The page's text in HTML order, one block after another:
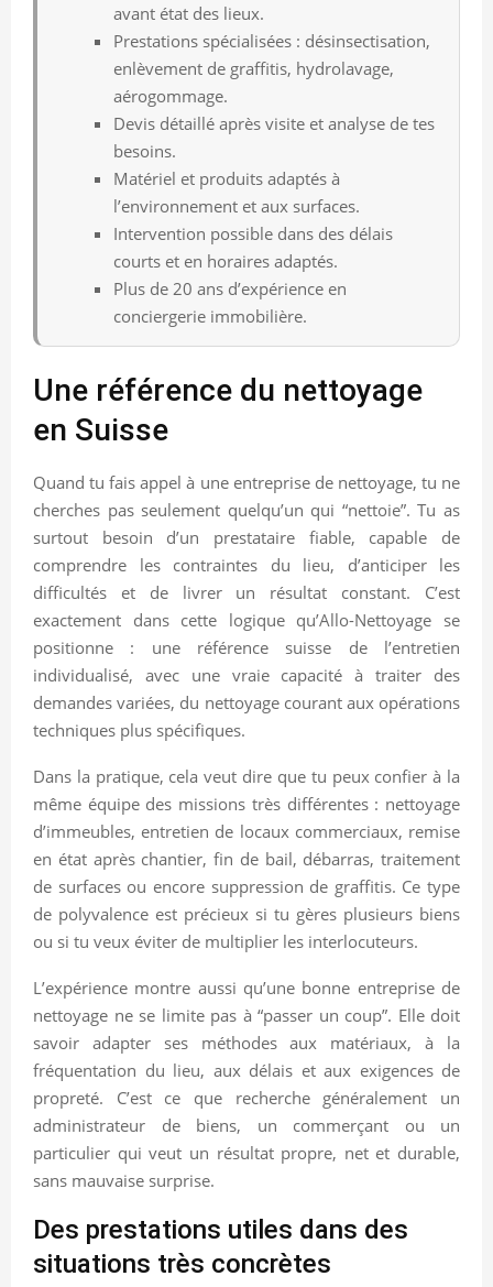
avant état des lieux.
Prestations spécialisées : désinsectisation,
enlèvement de graffitis, hydrolavage,
aérogommage.
Devis détaillé après visite et analyse de tes
besoins.
Matériel et produits adaptés à
l’environnement et aux surfaces.
Intervention possible dans des délais
courts et en horaires adaptés.
Plus de 20 ans d’expérience en
conciergerie immobilière.
Une référence du nettoyage
en Suisse
Quand tu fais appel à une entreprise de nettoyage, tu ne
cherches pas seulement quelqu’un qui “nettoie”. Tu as
surtout besoin d’un prestataire fiable, capable de
comprendre les contraintes du lieu, d’anticiper les
difficultés et de livrer un résultat constant. C’est
exactement dans cette logique qu’Allo-Nettoyage se
positionne : une référence suisse de l’entretien
individualisé, avec une vraie capacité à traiter des
demandes variées, du nettoyage courant aux opérations
techniques plus spécifiques.
Dans la pratique, cela veut dire que tu peux confier à la
même équipe des missions très différentes : nettoyage
d’immeubles, entretien de locaux commerciaux, remise
en état après chantier, fin de bail, débarras, traitement
de surfaces ou encore suppression de graffitis. Ce type
de polyvalence est précieux si tu gères plusieurs biens
ou si tu veux éviter de multiplier les interlocuteurs.
L’expérience montre aussi qu’une bonne entreprise de
nettoyage ne se limite pas à “passer un coup”. Elle doit
savoir adapter ses méthodes aux matériaux, à la
fréquentation du lieu, aux délais et aux exigences de
propreté. C’est ce que recherche généralement un
administrateur de biens, un commerçant ou un
particulier qui veut un résultat propre, net et durable,
sans mauvaise surprise.
Des prestations utiles dans des
situations très concrètes